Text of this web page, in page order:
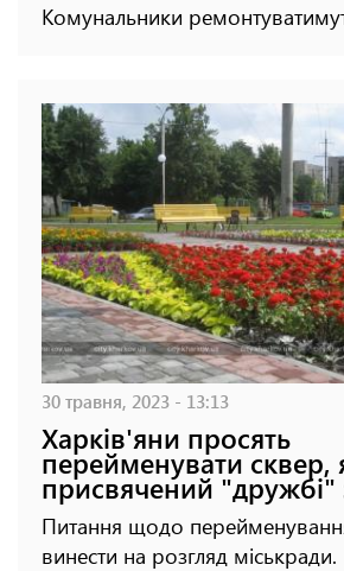
Комунальники
30 травня, 2023 - 13:13
Харків'яни просять
перейменувати
присвячений "дружбі"
Питання щодо
винести на розгляд міськради.